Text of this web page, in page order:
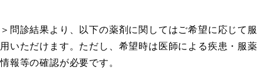
＞問診結果より、以下の薬剤に関してはご希望に応じて服
用いただけます。ただし、希望時は医師による疾患・服薬
情報等の確認が必要です。